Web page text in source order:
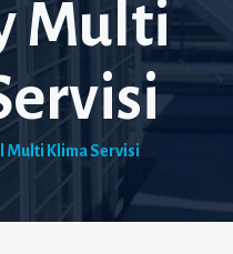
Multi
Multi Klima Servisi